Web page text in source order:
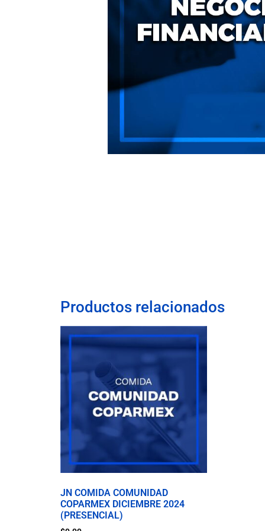
Productos relacionados
JN COMIDA COMUNIDAD
COPARMEX DICIEMBRE 2024
(PRESENCIAL)